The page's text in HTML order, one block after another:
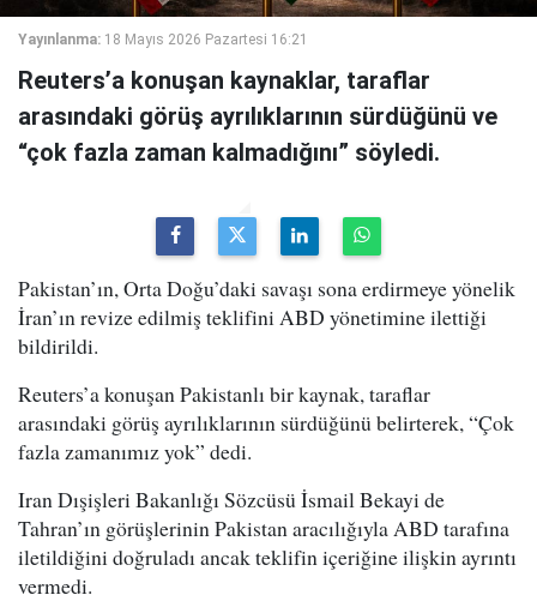
Yayınlanma: 18 Mayıs 2026 Pazartesi 16:21
Reuters’a konuşan kaynaklar, taraflar
arasındaki görüş ayrılıklarının sürdüğünü ve
“çok fazla zaman kalmadığını” söyledi.
Pakistan’ın, Orta Doğu’daki savaşı sona erdirmeye yönelik
İran’ın revize edilmiş teklifini ABD yönetimine ilettiği
bildirildi.
Reuters’a konuşan Pakistanlı bir kaynak, taraflar
arasındaki görüş ayrılıklarının sürdüğünü belirterek, “Çok
fazla zamanımız yok” dedi.
Iran Dışişleri Bakanlığı Sözcüsü İsmail Bekayi de
Tahran’ın görüşlerinin Pakistan aracılığıyla ABD tarafına
iletildiğini doğruladı ancak teklifin içeriğine ilişkin ayrıntı
vermedi.